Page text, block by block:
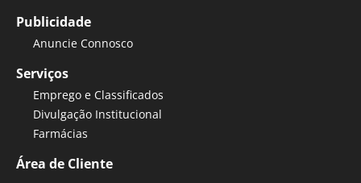
Publicidade
Anuncie Connosco
Serviços
Emprego e Classificados
Divulgação Institucional
Farmácias
Área de Cliente